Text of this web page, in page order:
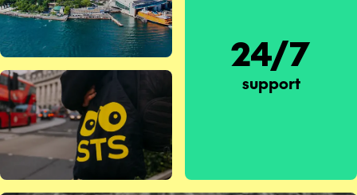
24/7
support